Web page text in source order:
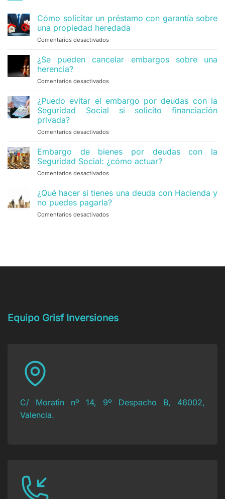
Cómo solicitar un préstamo con garantía sobre
una propiedad heredada
Comentarios desactivados
solicitar
sobre
¿Se pueden cancelar embargos sobre una
herencia?
Comentarios desactivados
pueden
cancelar
embargos
¿Puedo evitar el embargo por deudas con la
Seguridad Social si solicito financiación
privada?
Comentarios desactivados
evitar
embargo
con
la
Embargo de bienes por deudas con la
Seguridad Social: ¿cómo actuar?
Comentarios desactivados
de
bienes
por
actuar?
¿Qué hacer si tienes una deuda con Hacienda y
no puedes pagarla?
Comentarios desactivados
deuda
pagarla?
Equipo Grisf Inversiones
C/ Moratin nº 14, 9º Despacho B, 46002,
Valencia.